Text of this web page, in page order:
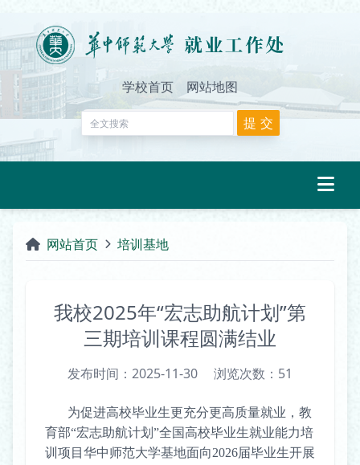
学校首页 网站地图
网站首页 培训基地
我校2025年“宏志助航计划”第
三期培训课程圆满结业
发布时间：2025-11-30 浏览次数： 51
为促进高校毕业生更充分更高质量就业， 教
育部“宏志助航计划 ”全国高校毕业生就业能力培
训项目华中师范大学基地面向2026届毕业生开展